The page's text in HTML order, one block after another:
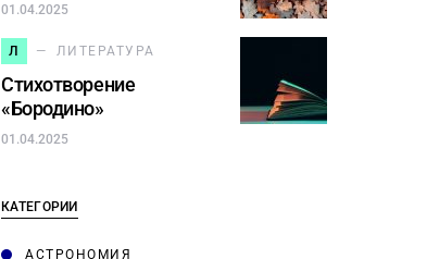
01.04.2025
Л ЛИТЕРАТУРА
Стихотворение
«Бородино»
01.04.2025
КАТЕГОРИИ
АСТРОНОМИЯ